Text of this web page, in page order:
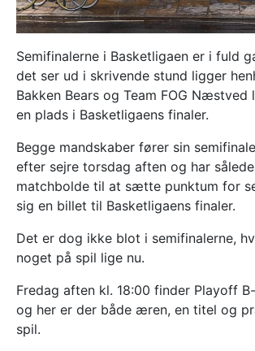
Semifinalerne i Basketligaen er i fuld
det ser ud i skrivende stund ligger
Bakken Bears og Team FOG
en plads i Basketligaens finaler.
Begge mandskaber fører sin
efter sejre torsdag aften og har
matchbolde til at sætte punktum for
sig en billet til Basketligaens finaler.
Det er dog ikke blot i semifinalerne,
noget på spil lige nu.
Fredag aften kl. 18:00 finder Playoff
og her er der både æren, en titel og
spil.